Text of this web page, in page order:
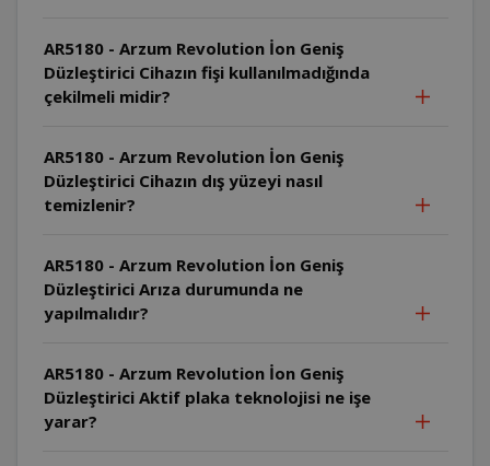
AR5180 - Arzum Revolution İon Geniş
Düzleştirici Cihazın fişi kullanılmadığında
çekilmeli midir?
AR5180 - Arzum Revolution İon Geniş
Düzleştirici Cihazın dış yüzeyi nasıl
temizlenir?
AR5180 - Arzum Revolution İon Geniş
Düzleştirici Arıza durumunda ne
yapılmalıdır?
AR5180 - Arzum Revolution İon Geniş
Düzleştirici Aktif plaka teknolojisi ne işe
yarar?